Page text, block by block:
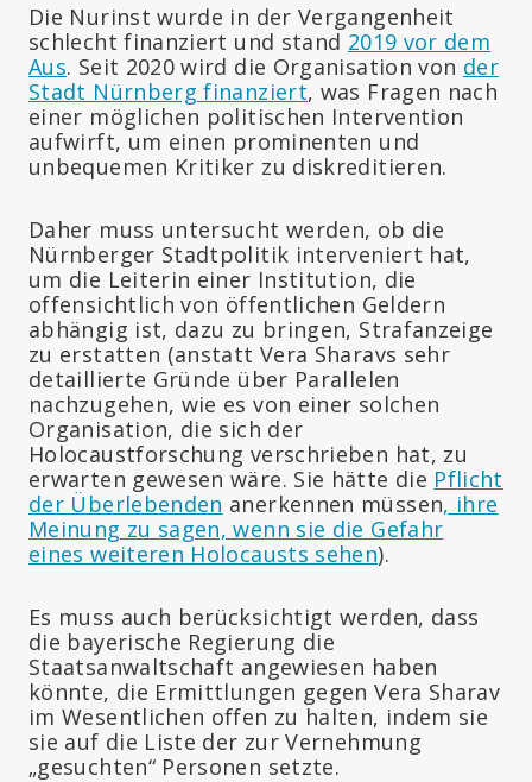
Die Nurinst wurde in der Vergangenheit
schlecht finanziert und stand 2019 vor dem
Aus. Seit 2020 wird die Organisation von der
Stadt Nürnberg finanziert, was Fragen nach
einer möglichen politischen Intervention
aufwirft, um einen prominenten und
unbequemen Kritiker zu diskreditieren.
Daher muss untersucht werden, ob die
Nürnberger Stadtpolitik interveniert hat,
um die Leiterin einer Institution, die
offensichtlich von öffentlichen Geldern
abhängig ist, dazu zu bringen, Strafanzeige
zu erstatten (anstatt Vera Sharavs sehr
detaillierte Gründe über Parallelen
nachzugehen, wie es von einer solchen
Organisation, die sich der
Holocaustforschung verschrieben hat, zu
erwarten gewesen wäre. Sie hätte die Pflicht
der Überlebenden anerkennen müssen, ihre
Meinung zu sagen, wenn sie die Gefahr
eines weiteren Holocausts sehen).
Es muss auch berücksichtigt werden, dass
die bayerische Regierung die
Staatsanwaltschaft angewiesen haben
könnte, die Ermittlungen gegen Vera Sharav
im Wesentlichen offen zu halten, indem sie
sie auf die Liste der zur Vernehmung
„gesuchten“ Personen setzte.